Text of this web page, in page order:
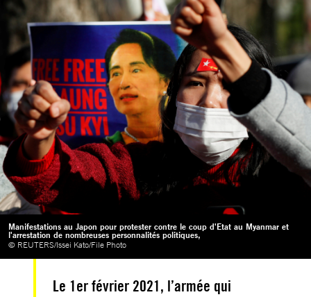
Manifestations au Japon pour protester contre le coup d'Etat au Myanmar et
l'arrestation de nombreuses personnalités politiques,
© REUTERS/Issei Kato/File Photo
Le 1er février 2021, l’armée qui